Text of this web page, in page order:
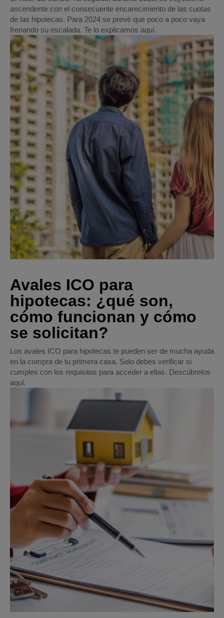
ascendente con el consecuente encarecimiento de las cuotas
de las hipotecas. Para 2024 se prevé que poco a poco vaya
frenando su escalada. Te lo explicamos aquí.
Avales ICO para
hipotecas: ¿qué son,
cómo funcionan y cómo
se solicitan?
Los avales ICO para hipotecas te pueden ser de mucha ayuda
en la compra de tu primera casa. Solo debes verificar si
cumples con los requisitos para acceder a ellas. Descúbrelos
aquí.